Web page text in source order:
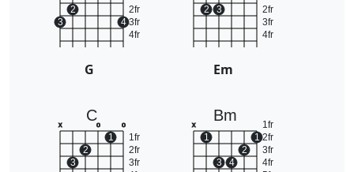
2fr
3fr
4fr
3
2
4
G
2fr
3fr
4fr
2 3
Em
C
1fr
2fr
3fr
x
3
2
o
1
o
Bm
1fr
2fr
3fr
4fr
x
1
3 4
2
1